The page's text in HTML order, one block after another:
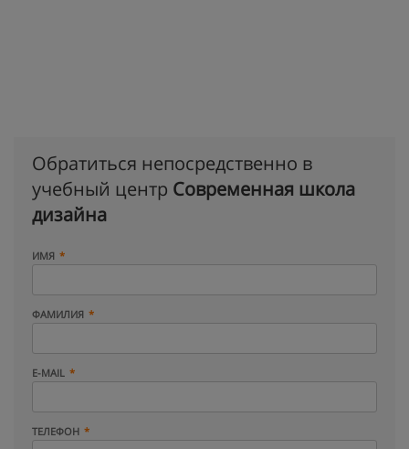
Обратиться непосредственно в
учебный центр Современная школа
дизайна
ИМЯ
ФАМИЛИЯ
E-MAIL
ТЕЛЕФОН